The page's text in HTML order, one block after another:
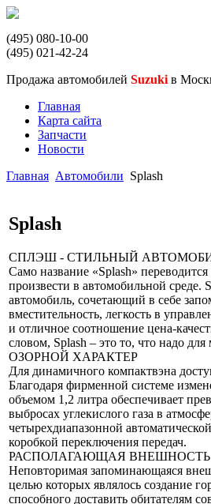
(495) 080-10-00
(495) 021-42-24
Продажа автомобилей Suzuki в
Главная
Карта сайта
Запчасти
Новости
Главная Автомобили Splash
Splash
СПЛЭШ - СТИЛЬНЫЙ
Само название «Splash»
произвести в автомобильной
автомобиль, сочетающий в себе
вместительность, легкость в
и отличное соотношение цена-
словом, Splash – это то, что надо
ОЗОРНОЙ ХАРАКТЕР
Для динамичного компактвэна
Благодаря фирменной системе
объемом 1,2 литра обеспечивает
выбросах углекислого газа в
четырехдиапазонной
коробкой переключения передач.
РАСПОЛАГАЮЩАЯ ВНЕШНОСТЬ
Неповторимая запоминающаяся
целью которых являлось создание
способного доставить обитателям